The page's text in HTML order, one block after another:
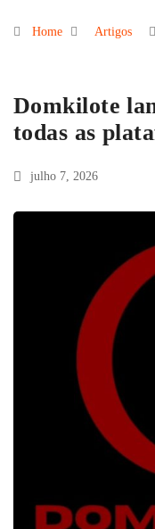
Home Artigos
Domkilote
todas as
julho 7, 2026